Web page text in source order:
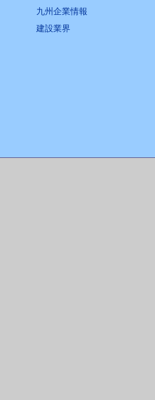
九州企業情報
建設業界